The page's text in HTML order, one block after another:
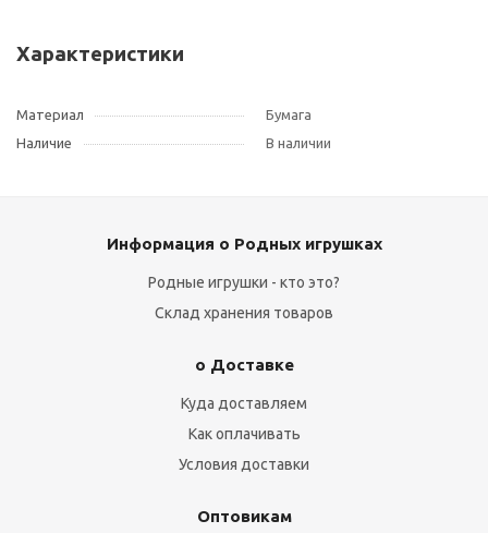
Характеристики
Материал
Бумага
Наличие
В наличии
Информация о Родных игрушках
Родные игрушки - кто это?
Склад хранения товаров
о Доставке
Куда доставляем
Как оплачивать
Условия доставки
Оптовикам